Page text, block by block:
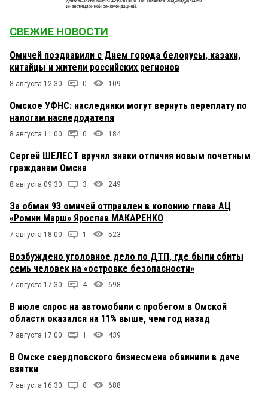
СВЕЖИЕ НОВОСТИ
Омичей поздравили с Днем города белорусы, казахи,
китайцы и жители российских регионов
8 августа 12:30 0 109
Омское УФНС: наследники могут вернуть переплату по
налогам наследодателя
8 августа 11:00 0 184
Сергей ШЕЛЕСТ вручил знаки отличия новым почетным
гражданам Омска
8 августа 09:30 3 249
За обман 93 омичей отправлен в колонию глава АЦ
«Ромни Марш» Ярослав МАКАРЕНКО
7 августа 18:00 1 523
Возбуждено уголовное дело по ДТП, где были сбиты
семь человек на «островке безопасности»
7 августа 17:30 4 698
В июле спрос на автомобили с пробегом в Омской
области оказался на 11% выше, чем год назад
7 августа 17:00 1 439
В Омске свердловского бизнесмена обвинили в даче
взятки
7 августа 16:30 0 688